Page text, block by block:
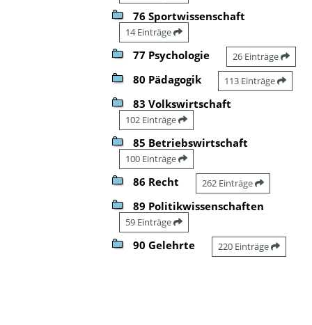
76 Sportwissenschaft
14 Einträge
77 Psychologie 26 Einträge
80 Pädagogik 113 Einträge
83 Volkswirtschaft
102 Einträge
85 Betriebswirtschaft
100 Einträge
86 Recht 262 Einträge
89 Politikwissenschaften
59 Einträge
90 Gelehrte 220 Einträge